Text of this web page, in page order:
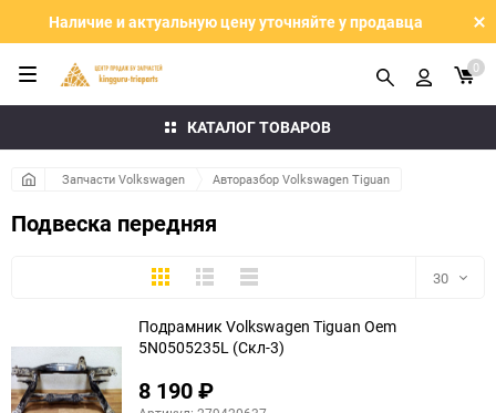
Наличие и актуальную цену уточняйте у продавца
КАТАЛОГ ТОВАРОВ
0
Запчасти Volkswagen Авторазбор Volkswagen Tiguan
Подвеска передняя
ПлиткаПодробноКомпактно 30
Подрамник Volkswagen Tiguan Oem
5N0505235L (Скл-3)
8 190₽